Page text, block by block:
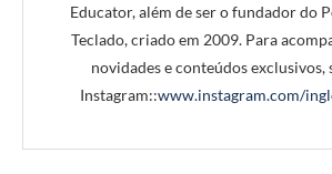
Educator, além de ser o fundador do
Teclado, criado em 2009. Para
novidades e conteúdos exclusivos,
Instagram::www.instagram.com/